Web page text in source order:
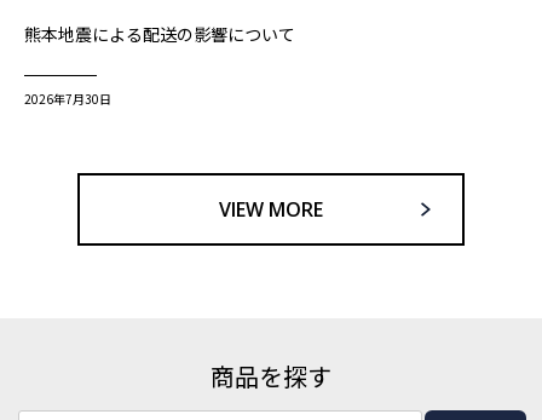
熊本地震による配送の影響について
2026年7月30日
VIEW MORE
商品を探す